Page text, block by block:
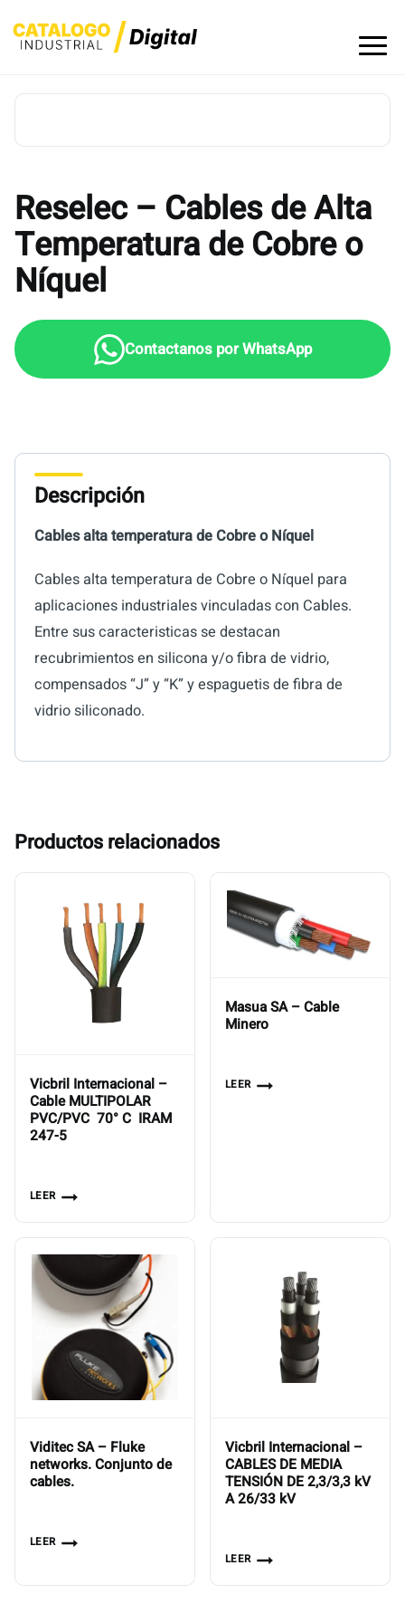
to
Reselec – Cables de Alta
Temperatura de Cobre o
Níquel
Descripción
Cables alta temperatura de Cobre o Níquel
Cables alta temperatura de Cobre o Níquel para
aplicaciones industriales vinculadas con Cables.
Entre sus caracteristicas se destacan
recubrimientos en silicona y/o fibra de vidrio,
compensados “J” y “K” y espaguetis de fibra de
vidrio siliconado.
Productos relacionados
Vicbril Internacional –
Cable MULTIPOLAR 
PVC/PVC  70° C  IRAM
247-5
LEER
Masua SA – Cable
Minero
LEER
Viditec SA – Fluke
networks. Conjunto de
cables.
LEER
Vicbril Internacional –
CABLES DE MEDIA
TENSIÓN DE 2,3/3,3 kV
A 26/33 kV
LEER